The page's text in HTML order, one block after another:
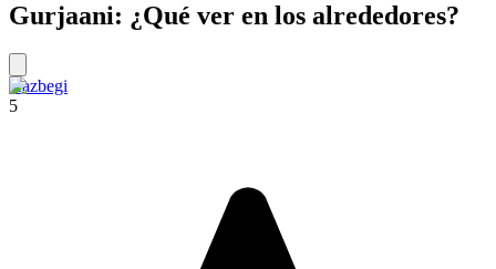
Gurjaani: ¿Qué ver en los alrededores?
Kazbegi
5